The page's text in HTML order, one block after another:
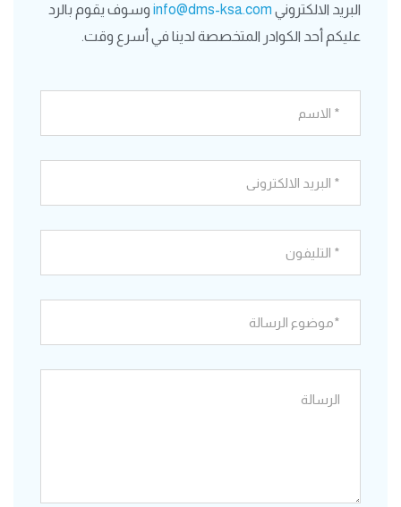
البريد الالكتروني info@dms-ksa.com وسوف يقوم بالرد
عليكم أحد الكوادر المتخصصة لدينا في أسرع وقت.